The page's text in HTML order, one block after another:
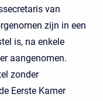
van
zijn in een
is, na enkele
aangenomen.
zonder
Eerste Kamer